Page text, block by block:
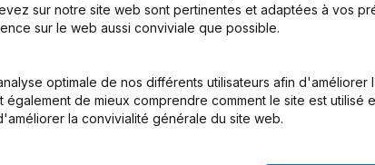
sur notre site web sont pertinentes et adaptées à vos
sur le web aussi conviviale que possible.
optimale de nos différents utilisateurs afin
également de mieux comprendre comment le site est utilisé
la convivialité générale du site web.
Produit
d’entreprise
Monitoring
fraude
Consulter